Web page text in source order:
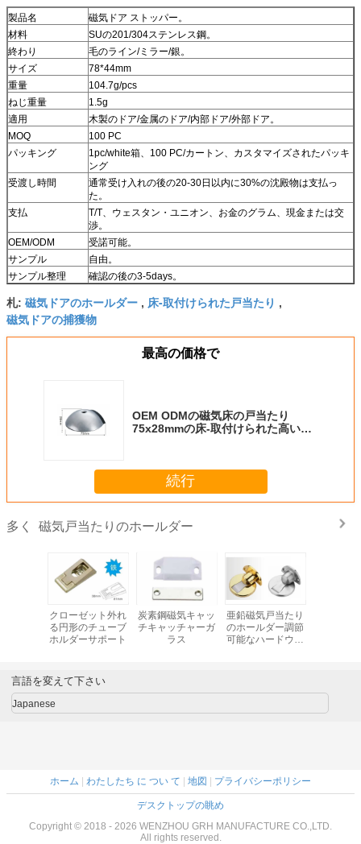
製品名
磁気ドア ストッパー。
材料
SUの201/304ステンレス鋼。
終わり
毛のライン/ミラー/銀。
サイズ
78*44mm
重量
104.7g/pcs
ねじ重量
1.5g
適用
木製のドア/金属のドア/内部ドア/外部ドア。
MOQ
100 PC
パッキング
1pc/white箱、100 PC/カートン、カスタマイズされたパッキ
ング
受渡し時間
通常受け入れの後の20-30日以内に30%の沈殿物は支払っ
た。
支払
T/T、ウェスタン・ユニオン、お金のグラム、現金または交
渉。
OEM/ODM
受諾可能。
サンプル
自由。
サンプル整理
確認の後の3-5days。
札: 磁気ドアのホールダー , 床-取付けられた戸当たり ,
磁気ドアの捕獲物
最高の価格で
OEM ODMの磁気床の戸当たり
75x28mmの床-取付けられた高い
続行
多く 磁気戸当たりのホールダー
クローゼット外れ
る円形のチューブ
ホルダーサポート
炭素鋼磁気キャッ
チキャッチャーガ
ラス
亜鉛磁気戸当たり
のホールダー調節
可能なハードウェ
言語を変えて下さい
Japanese
ホーム | わたしたち に つい て | 地図 | プライバシーポリシー
デスクトップの眺め
Copyright © 2018 - 2026 WENZHOU GRH MANUFACTURE CO.,LTD.
All rights reserved.